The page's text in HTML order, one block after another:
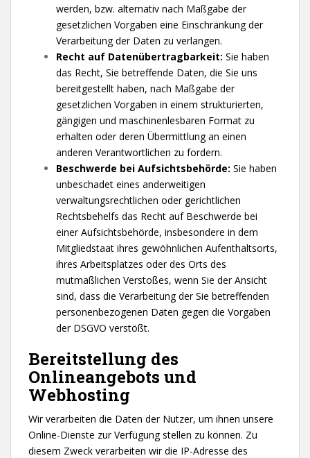
werden, bzw. alternativ nach Maßgabe der
gesetzlichen Vorgaben eine Einschränkung der
Verarbeitung der Daten zu verlangen.
Recht auf Datenübertragbarkeit: Sie haben
das Recht, Sie betreffende Daten, die Sie uns
bereitgestellt haben, nach Maßgabe der
gesetzlichen Vorgaben in einem strukturierten,
gängigen und maschinenlesbaren Format zu
erhalten oder deren Übermittlung an einen
anderen Verantwortlichen zu fordern.
Beschwerde bei Aufsichtsbehörde: Sie haben
unbeschadet eines anderweitigen
verwaltungsrechtlichen oder gerichtlichen
Rechtsbehelfs das Recht auf Beschwerde bei
einer Aufsichtsbehörde, insbesondere in dem
Mitgliedstaat ihres gewöhnlichen Aufenthaltsorts,
ihres Arbeitsplatzes oder des Orts des
mutmaßlichen Verstoßes, wenn Sie der Ansicht
sind, dass die Verarbeitung der Sie betreffenden
personenbezogenen Daten gegen die Vorgaben
der DSGVO verstößt.
Bereitstellung des
Onlineangebots und
Webhosting
Wir verarbeiten die Daten der Nutzer, um ihnen unsere
Online-Dienste zur Verfügung stellen zu können. Zu
diesem Zweck verarbeiten wir die IP-Adresse des